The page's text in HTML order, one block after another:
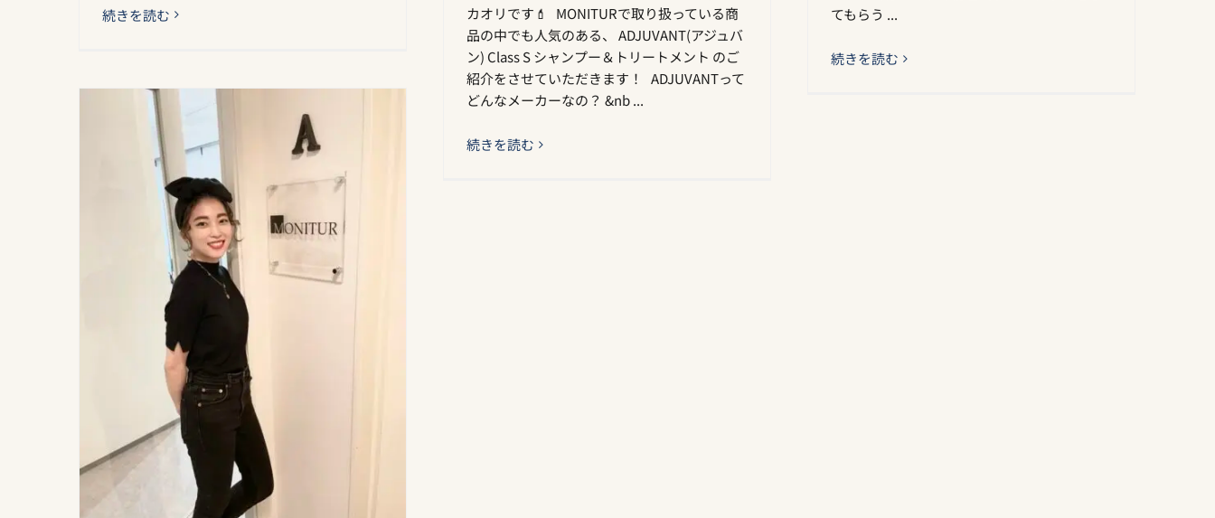
てもらう ...
続きを読む
カオリです💄 MONITURで取り扱っている商
品の中でも人気のある、 ADJUVANT(アジュバ
ン) Class S シャンプー＆トリートメント のご
紹介をさせていただきます！ ADJUVANTって
どんなメーカーなの？ &nb ...
続きを読む
続きを読む